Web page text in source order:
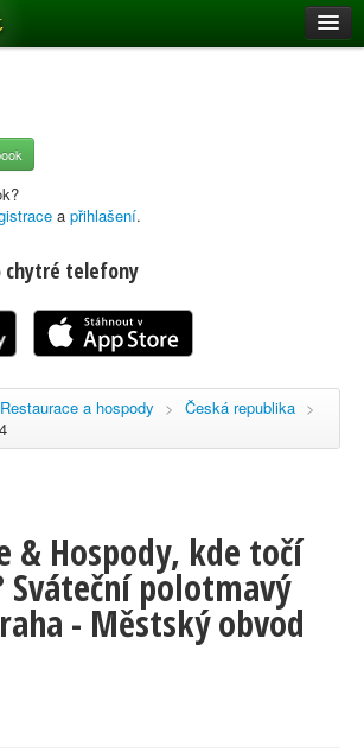
a přihlašení.
chytré telefony
Restaurace a hospody > Česká republika >
& Hospody, kde točí
Sváteční polotmavý
- Městský obvod